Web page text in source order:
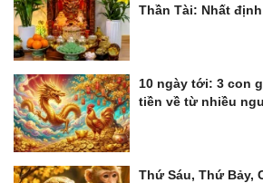
Thần Tài: Nhất
10 ngày tới: 3 con
tiền về từ nhiều
Thứ Sáu, Thứ Bảy,